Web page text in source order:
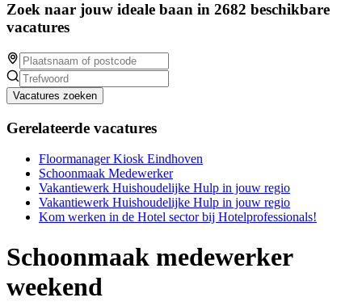
Zoek naar jouw ideale baan in 2682 beschikbare
vacatures
Vacatures zoeken
Gerelateerde vacatures
Floormanager Kiosk Eindhoven
Schoonmaak Medewerker
Vakantiewerk Huishoudelijke Hulp in jouw regio
Vakantiewerk Huishoudelijke Hulp in jouw regio
Kom werken in de Hotel sector bij Hotelprofessionals!
Schoonmaak medewerker
weekend